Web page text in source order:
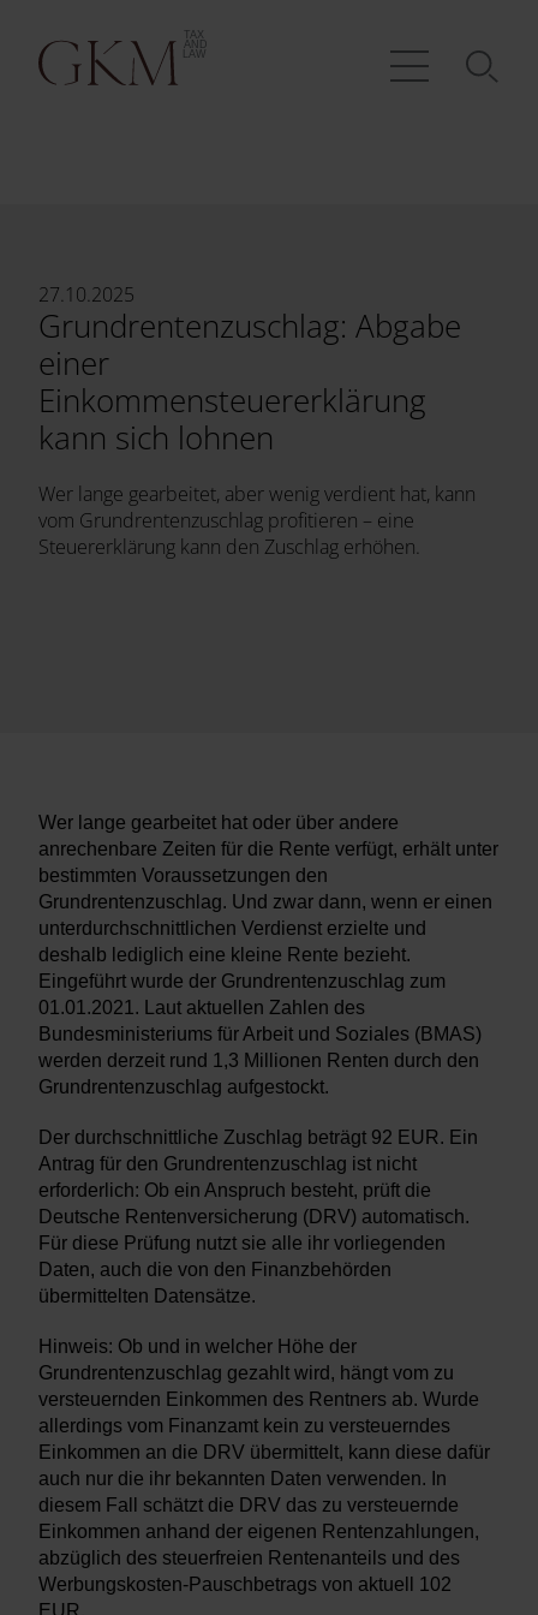
27.10.2025
Grundrentenzuschlag: Abgabe
einer
Einkommensteuererklärung
kann sich lohnen
Wer lange gearbeitet, aber wenig verdient hat, kann
vom Grundrentenzuschlag profitieren – eine
Steuererklärung kann den Zuschlag erhöhen.
Wer lange gearbeitet hat oder über andere
anrechenbare Zeiten für die Rente verfügt, erhält unter
bestimmten Voraussetzungen den
Grundrentenzuschlag. Und zwar dann, wenn er einen
unterdurchschnittlichen Verdienst erzielte und
deshalb lediglich eine kleine Rente bezieht.
Eingeführt wurde der Grundrentenzuschlag zum
01.01.2021. Laut aktuellen Zahlen des
Bundesministeriums für Arbeit und Soziales (BMAS)
werden derzeit rund 1,3 Millionen Renten durch den
Grundrentenzuschlag aufgestockt.
Der durchschnittliche Zuschlag beträgt 92 EUR. Ein
Antrag für den Grundrentenzuschlag ist nicht
erforderlich: Ob ein Anspruch besteht, prüft die
Deutsche Rentenversicherung (DRV) automatisch.
Für diese Prüfung nutzt sie alle ihr vorliegenden
Daten, auch die von den Finanzbehörden
übermittelten Datensätze.
Hinweis: Ob und in welcher Höhe der
Grundrentenzuschlag gezahlt wird, hängt vom zu
versteuernden Einkommen des Rentners ab. Wurde
allerdings vom Finanzamt kein zu versteuerndes
Einkommen an die DRV übermittelt, kann diese dafür
auch nur die ihr bekannten Daten verwenden. In
diesem Fall schätzt die DRV das zu versteuernde
Einkommen anhand der eigenen Rentenzahlungen,
abzüglich des steuerfreien Rentenanteils und des
Werbungskosten-Pauschbetrags von aktuell 102